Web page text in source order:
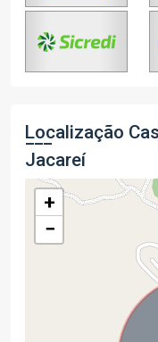
Localização
Jacareí
+
−